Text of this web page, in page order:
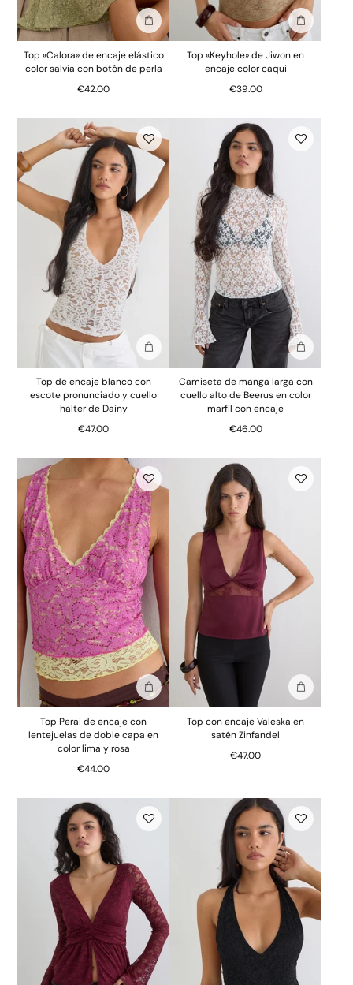
Añadir a la bolsa
Top «Calora» de encaje elástico
color salvia con botón de perla
€42.00
Añadir a la
Top «Keyhole» de Jiwon en
encaje color caqui
€39.00
Añadir a la bolsa
Top de encaje blanco con
escote pronunciado y cuello
halter de Dainy
€47.00
Añadir a la
Camiseta de manga larga con
cuello alto de Beerus en color
marfil con encaje
€46.00
Añadir a la bolsa
Top Perai de encaje con
lentejuelas de doble capa en
color lima y rosa
€44.00
Añadir a la
Top con encaje Valeska en
satén Zinfandel
€47.00